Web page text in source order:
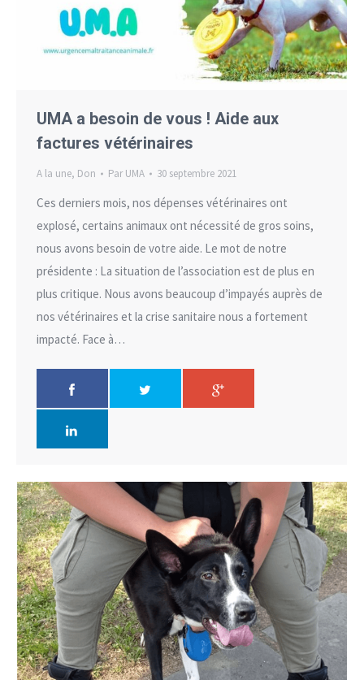
UMA a besoin de vous ! Aide aux
factures vétérinaires
A la une, Don Par UMA 30 septembre 2021
Ces derniers mois, nos dépenses vétérinaires ont
explosé, certains animaux ont nécessité de gros soins,
nous avons besoin de votre aide. Le mot de notre
présidente : La situation de l’association est de plus en
plus critique. Nous avons beaucoup d’impayés auprès de
nos vétérinaires et la crise sanitaire nous a fortement
impacté. Face à…